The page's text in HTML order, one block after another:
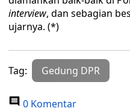
interview, dan sebagian
ujarnya. (*)
Tag: Gedung DPR
0 Komentar